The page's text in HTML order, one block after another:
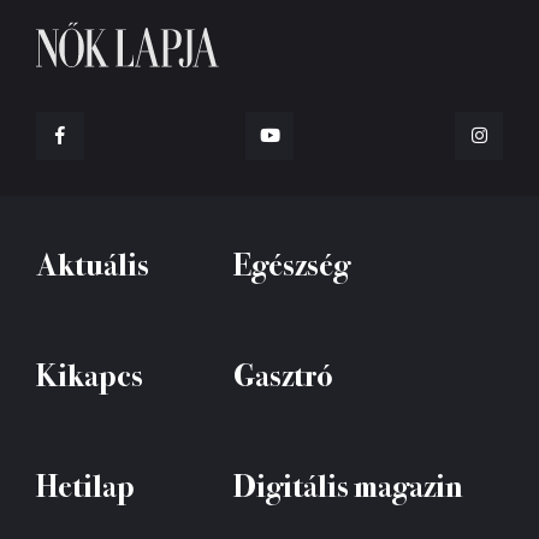
Aktuális Egészség
Kikapcs Gasztró
Hetilap Digitális magazin